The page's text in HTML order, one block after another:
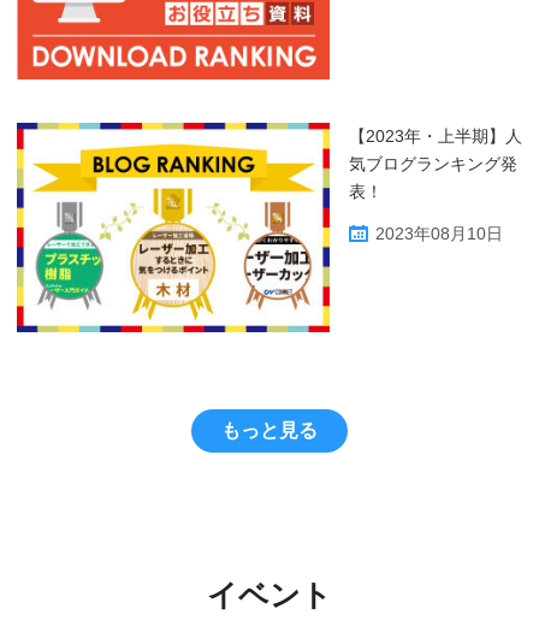
【2023年・上半期】人
気ブログランキング発
表！
2023年08月10日
もっと見る
イベント